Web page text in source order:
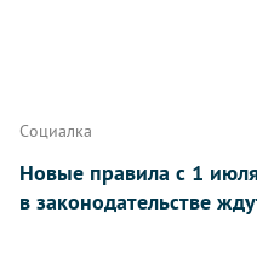
Социалка
Новые правила с 1
в законодательстве